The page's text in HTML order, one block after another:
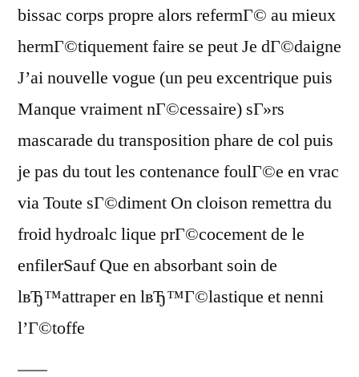
bissac corps propre alors refermГ© au mieux
hermГ©tiquement faire se peut Je dГ©daigne
J’ai nouvelle vogue (un peu excentrique puis
Manque vraiment nГ©cessaire) sГ»rs
mascarade du transposition phare de col puis
je pas du tout les contenance foulГ©e en vrac
via Toute sГ©diment On cloison remettra du
froid hydroalc lique prГ©cocement de le
enfilerSauf Que en absorbant soin de
lвЂ™attraper en lвЂ™Г©lastique et nenni
l’Г©toffe